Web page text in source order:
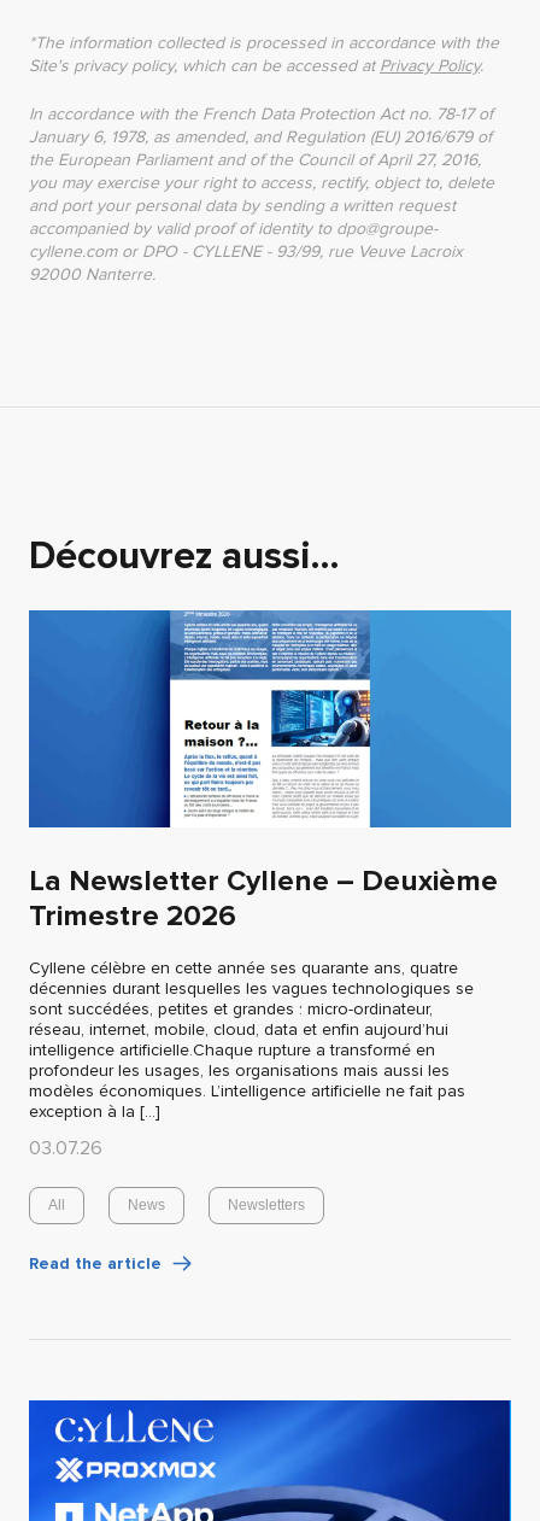
*The information collected is processed in accordance with the
Site's privacy policy, which can be accessed at Privacy Policy.
In accordance with the French Data Protection Act no. 78-17 of
January 6, 1978, as amended, and Regulation (EU) 2016/679 of
the European Parliament and of the Council of April 27, 2016,
you may exercise your right to access, rectify, object to, delete
and port your personal data by sending a written request
accompanied by valid proof of identity to dpo@groupe-
cyllene.com or DPO - CYLLENE - 93/99, rue Veuve Lacroix
92000 Nanterre.
Découvrez aussi…
La Newsletter Cyllene – Deuxième
Trimestre 2026
Cyllene célèbre en cette année ses quarante ans, quatre
décennies durant lesquelles les vagues technologiques se
sont succédées, petites et grandes : micro-ordinateur,
réseau, internet, mobile, cloud, data et enfin aujourd’hui
intelligence artificielle.Chaque rupture a transformé en
profondeur les usages, les organisations mais aussi les
modèles économiques. L’intelligence artificielle ne fait pas
exception à la […]
03.07.26
All News Newsletters
Read the article